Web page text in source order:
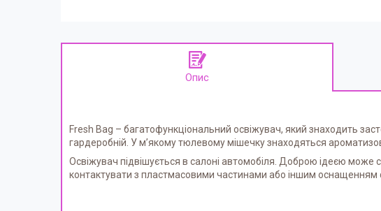
Опис
Fresh Bag – багатофункціональний освіжувач, який знаходить
гардеробній. У м’якому тюлевому мішечку знаходяться
Освіжувач підвішується в салоні автомобіля. Доброю ідеєю може
контактувати з пластмасовими частинами або іншим оснащенням